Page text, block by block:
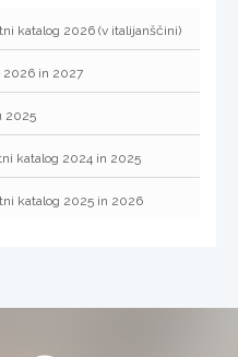
katalog 2026 (v italijanščini)
2026 in 2027
2025
katalog 2024 in 2025
katalog 2025 in 2026